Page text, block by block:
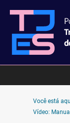
Você está
Vídeo: